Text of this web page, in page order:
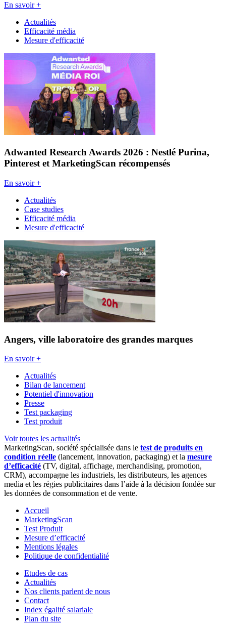
En savoir +
Actualités
Efficacité média
Mesure d'efficacité
Adwanted Research Awards 2026 : Nestlé Purina,
Pinterest et MarketingScan récompensés
En savoir +
Actualités
Case studies
Efficacité média
Mesure d'efficacité
Angers, ville laboratoire des grandes marques
En savoir +
Actualités
Bilan de lancement
Potentiel d'innovation
Presse
Test packaging
Test produit
Voir toutes les actualités
MarketingScan, société spécialisée dans le test de produits en
condition réelle (lancement, innovation, packaging) et la mesure
d’efficacité (TV, digital, affichage, merchandising, promotion,
CRM), accompagne les industriels, les distributeurs, les agences
media et les régies publicitaires dans l’aide à la décision fondée sur
les données de consommation et de vente.
Accueil
MarketingScan
Test Produit
Mesure d’efficacité
Mentions légales
Politique de confidentialité
Etudes de cas
Actualités
Nos clients parlent de nous
Contact
Index égalité salariale
Plan du site